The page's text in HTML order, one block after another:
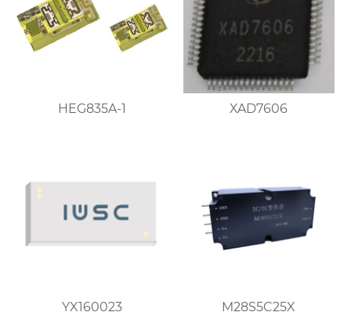
HEG835A-1 XAD7606
YX160023 M28S5C25X